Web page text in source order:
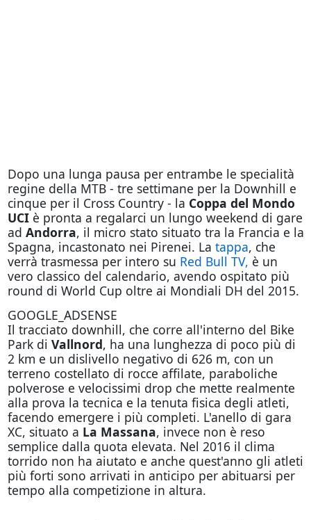
Dopo una lunga pausa per entrambe le specialità
regine della MTB - tre settimane per la Downhill e
cinque per il Cross Country - la Coppa del Mondo
UCIè pronta a regalarci un lungo weekend di gare
ad Andorra, il micro stato situato tra la Francia e la
Spagna, incastonato nei Pirenei. La tappa, che
verrà trasmessa per intero su Red Bull TV, è un
vero classico del calendario, avendo ospitato più
round di World Cup oltre ai Mondiali DH del 2015.
GOOGLE_ADSENSE
Il tracciato downhill, che corre all'interno del Bike
Park di Vallnord, ha una lunghezza di poco più di
2 km e un dislivello negativo di 626 m, con un
terreno costellato di rocce affilate, paraboliche
polverose e velocissimi drop che mette realmente
alla prova la tecnica e la tenuta fisica degli atleti,
facendo emergere i più completi. L'anello di gara
XC, situato a La Massana, invece non è reso
semplice dalla quota elevata. Nel 2016 il clima
torrido non ha aiutato e anche quest'anno gli atleti
più forti sono arrivati in anticipo per abituarsi per
tempo alla competizione in altura.